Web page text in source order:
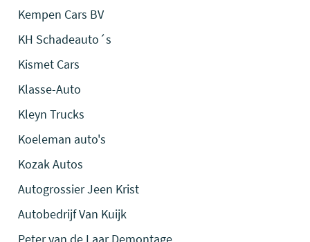
Kempen Cars BV
KH Schadeauto´s
Kismet Cars
Klasse-Auto
Kleyn Trucks
Koeleman auto's
Kozak Autos
Autogrossier Jeen Krist
Autobedrijf Van Kuijk